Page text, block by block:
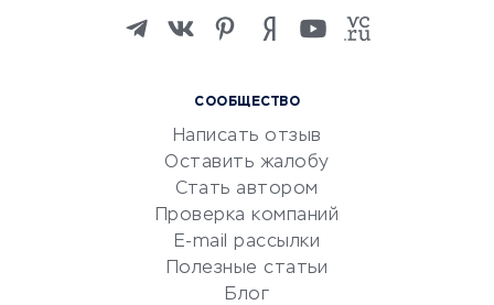
Изучение иностранных
Маркетинг и продажи
Репетиторство
Красота и здоровье
Сервисы по поиску работы
Сетевой маркетинг
СООБЩЕСТВО
Написать отзыв
Оставить жалобу
Стать автором
Проверка компаний
E-mail рассылки
Полезные статьи
Блог